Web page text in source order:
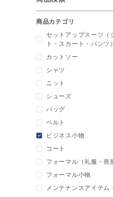
<M-L-> Atsugi 黒ストッキング
660
【
ナ
商品カテゴリ
セットアップスーツ（
ト・スカート・パンツ）
カットソー
シャツ
ニット
シューズ
バッグ
ベルト
ビジネス小物
コート
フォーマル（礼服・喪
フォーマル小物
メンテナンスアイテム